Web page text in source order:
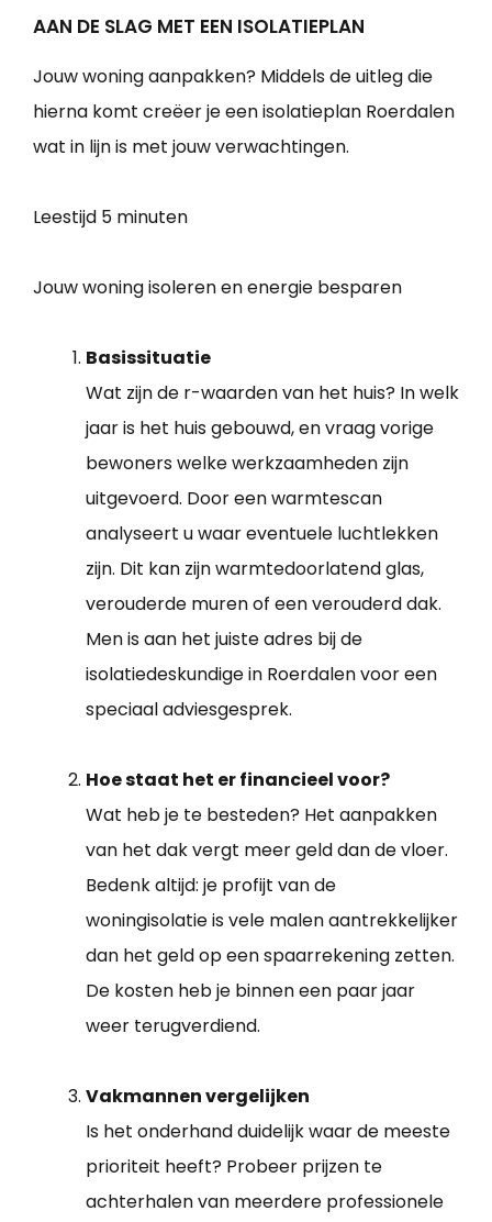
AAN DE SLAG MET EEN ISOLATIEPLAN
Jouw woning aanpakken? Middels de uitleg die
hierna komt creëer je een isolatieplan Roerdalen
wat in lijn is met jouw verwachtingen.
Leestijd 5 minuten
Jouw woning isoleren en energie besparen
Basissituatie
Wat zijn de r-waarden van het huis? In welk
jaar is het huis gebouwd, en vraag vorige
bewoners welke werkzaamheden zijn
uitgevoerd. Door een warmtescan
analyseert u waar eventuele luchtlekken
zijn. Dit kan zijn warmtedoorlatend glas,
verouderde muren of een verouderd dak.
Men is aan het juiste adres bij de
isolatiedeskundige in Roerdalen voor een
speciaal adviesgesprek.
Hoe staat het er financieel voor?
Wat heb je te besteden? Het aanpakken
van het dak vergt meer geld dan de vloer.
Bedenk altijd: je profijt van de
woningisolatie is vele malen aantrekkelijker
dan het geld op een spaarrekening zetten.
De kosten heb je binnen een paar jaar
weer terugverdiend.
Vakmannen vergelijken
Is het onderhand duidelijk waar de meeste
prioriteit heeft? Probeer prijzen te
achterhalen van meerdere professionele